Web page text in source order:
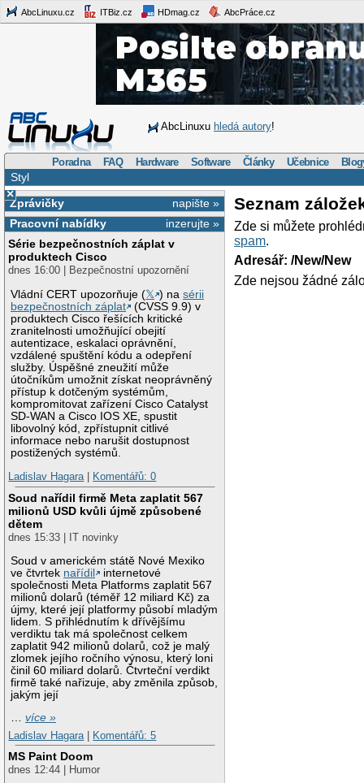
AbcLinuxu.cz ITBiz.cz HDmag.cz AbcPráce.cz
AbcLinuxu hledá autory!
Poradna FAQ Hardware Software Články Učebnice
Styl
×
napište »
Zprávičky
inzerujte »
Pracovní nabídky
Série bezpečnostních záplat v
produktech Cisco
dnes 16:00 | Bezpečnostní upozornění
Vládní CERT upozorňuje (𝕏 ) nasérii
bezpečnostních záplat
(CVSS 9.9) v
produktech Cisco řešících kritické
zranitelnosti umožňující obejití
autentizace, eskalaci oprávnění,
vzdálené spuštění kódu a odepření
služby. Úspěšné zneužití může
útočníkům umožnit získat neoprávněný
přístup k dotčeným systémům,
kompromitovat zařízení Cisco Catalyst
SD-WAN a Cisco IOS XE, spustit
libovolný kód, zpřístupnit citlivé
informace nebo narušit dostupnost
postižených systémů.
Ladislav Hagara| Komentářů: 0
Soud nařídil firmě Meta zaplatit 567
milionů USD kvůli újmě způsobené
dětem
dnes 15:33 | IT novinky
Soud v americkém státě Nové Mexiko
ve čtvrtek nařídil
internetové
společnosti Meta Platforms zaplatit 567
milionů dolarů (téměř 12 miliard Kč) za
újmy, které její platformy působí mladým
lidem. S přihlédnutím k dřívějšímu
verdiktu tak má společnost celkem
zaplatit 942 milionů dolarů, což je malý
zlomek jejího ročního výnosu, který loni
činil 60 miliard dolarů. Čtvrteční verdikt
firmě také nařizuje, aby změnila způsob,
jakým její
…více »
Ladislav Hagara
Komentářů: 5
MS Paint Doom
dnes 12:44 | Humor
Seznam
Zde si můžete
spam.
Adresář: /New/New
Zde nejsou žádné